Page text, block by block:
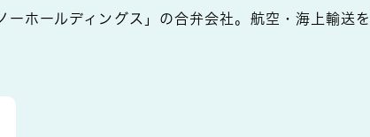
ーホールディングス」の合弁会社。航空・海上輸送